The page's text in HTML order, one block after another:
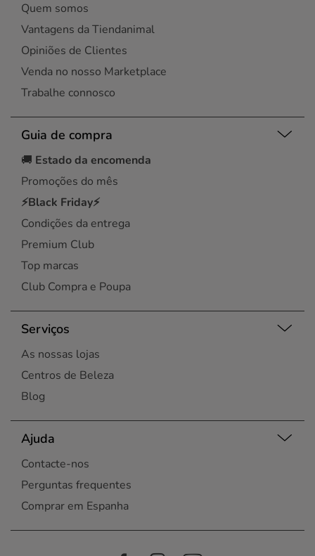
Quem somos
Vantagens da Tiendanimal
Opiniões de Clientes
Venda no nosso Marketplace
Trabalhe connosco
Guia de compra
🚚 Estado da encomenda
Promoções do mês
⚡Black Friday⚡
Condições da entrega
Premium Club
Top marcas
Club Compra e Poupa
Serviços
As nossas lojas
Centros de Beleza
Blog
Ajuda
Contacte-nos
Perguntas frequentes
Comprar em Espanha